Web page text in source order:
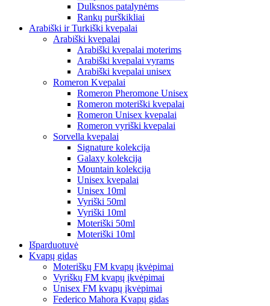
Dulksnos patalynėms
Rankų purškikliai
Arabiški ir Turkiški kvepalai
Arabiški kvepalai
Arabiški kvepalai moterims
Arabiški kvepalai vyrams
Arabiški kvepalai unisex
Romeron Kvepalai
Romeron Pheromone Unisex
Romeron moteriški kvepalai
Romeron Unisex kvepalai
Romeron vyriški kvepalai
Sorvella kvepalai
Signature kolekcija
Galaxy kolekcija
Mountain kolekcija
Unisex kvepalai
Unisex 10ml
Vyriški 50ml
Vyriški 10ml
Moteriški 50ml
Moteriški 10ml
Išparduotuvė
Kvapų gidas
Moteriškų FM kvapų įkvėpimai
Vyriškų FM kvapų įkvėpimai
Unisex FM kvapų įkvėpimai
Federico Mahora Kvapų gidas